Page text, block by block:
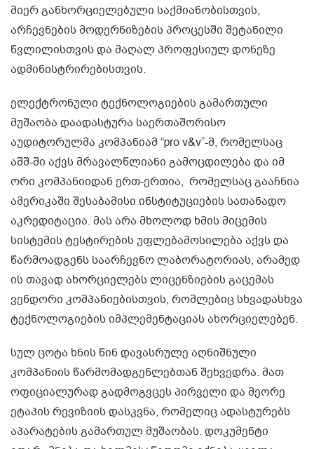
მიერ განხორციელებული საქმიანობისთვის,
არჩევნების მოდერნიზების პროცესში შეტანილი
წვლილისთვის და მაღალ პროფესიულ დონეზე
ადმინისტრირებისთვის.
ელექტრონული ტექნოლოგიების გამართული
მუშაობა დაადასტურა საერთაშორისო
აუდიტორულმა კომპანიამ “pro v&v”-მ, რომელსაც
აშშ-ში აქვს მრავალწლიანი გამოცდილება და იმ
ორი კომპანიიდან ერთ-ერთია, რომელსაც გააჩნია
ამერიკაში შესაბამისი ინსტიტუციების სათანადო
აკრედიტაცია. მას არა მხოლოდ ხმის მიცემის
სისტემის ტესტირების უფლებამოსილება აქვს და
წარმოადგენს საარჩევნო ლაბორატორიას, არამედ
ის თავად ახორციელებს ლიცენზიების გაცემას
ვენდორი კომპანიებისთვის, რომლებიც სხვადასხვა
ტექნოლოგიების იმპლემენტაციას ახორციელებენ.
სულ ცოტა ხნის წინ დავასრულე აღნიშნული
კომპანიის წარმომადგენლებთან შეხვედრა. მათ
ოფიციალურად გადმოგვცეს პირველი და მეორე
ეტაპის რევიზიის დასკვნა, რომელიც ადასტურებს
აპარატების გამართულ მუშაობას. დოკუმენტი